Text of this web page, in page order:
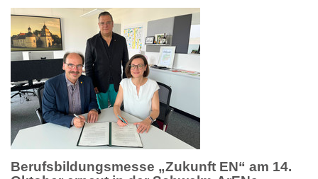
Berufsbildungsmesse „Zukunft EN“ am 14.